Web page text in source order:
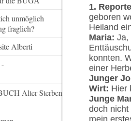
1.
geboren
Heiland
Maria: Ja,
konnten.
einer
Junger
Wirt: Hier
Junge
doch
mein
unmöglich
fraglich?
Alberti
Alter Sterben